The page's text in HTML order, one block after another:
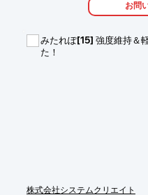
メッシュサイズを小さくして
「特異点」を疑った方が良い
お問
みたれぽ[15] 強度維持＆
た！
株式会社システムクリエイト